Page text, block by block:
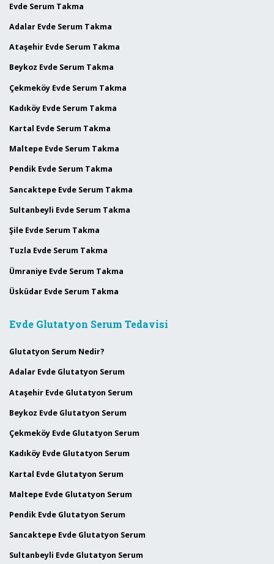
Evde Serum Takma
Adalar Evde Serum Takma
Ataşehir Evde Serum Takma
Beykoz Evde Serum Takma
Çekmeköy Evde Serum Takma
Kadıköy Evde Serum Takma
Kartal Evde Serum Takma
Maltepe Evde Serum Takma
Pendik Evde Serum Takma
Sancaktepe Evde Serum Takma
Sultanbeyli Evde Serum Takma
Şile Evde Serum Takma
Tuzla Evde Serum Takma
Ümraniye Evde Serum Takma
Üsküdar Evde Serum Takma
Evde Glutatyon Serum Tedavisi
Glutatyon Serum Nedir?
Adalar Evde Glutatyon Serum
Ataşehir Evde Glutatyon Serum
Beykoz Evde Glutatyon Serum
Çekmeköy Evde Glutatyon Serum
Kadıköy Evde Glutatyon Serum
Kartal Evde Glutatyon Serum
Maltepe Evde Glutatyon Serum
Pendik Evde Glutatyon Serum
Sancaktepe Evde Glutatyon Serum
Sultanbeyli Evde Glutatyon Serum